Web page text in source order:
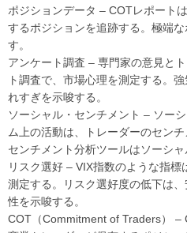
ポジションデータ – COTレポート
するポジションを追跡する。極端
す。
アンケート調査 – 専門家の意見と
ト調査で、市場心理を測定する。
れすぎを示唆する。
ソーシャル・センチメント – ソー
ム上の活動は、トレーダーのセン
センチメント分析ツールはソーシ
リスク選好 – VIX指数のような指
測定する。リスク選好度の低下は
性を示唆する。
COT（Commitment of Traders） –